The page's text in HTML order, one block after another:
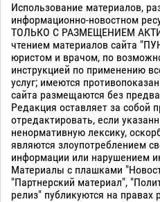
Использование материалов,
информационно-новостном
ТОЛЬКО С РАЗМЕЩЕНИЕМ
чтением материалов сайта
юристом и врачом, по
инструкцией по применению
услуг; имеются
сайта размещаются без
Редакция оставляет за собой
отредактировать, если
ненормативную лексику,
являются злоупотреблением
информации или нарушением
Материалы с плашками
"Партнерский материал",
релиз" публикуются на правах